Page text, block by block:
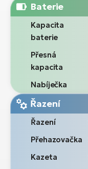
Baterie
Kapacita
baterie
Přesná
kapacita
Nabíječka
Řazení
Řazení
Přehazovačka
Kazeta